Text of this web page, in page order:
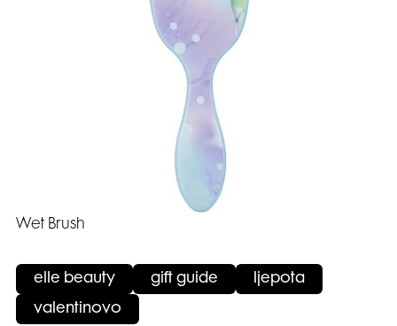
Wet Brush
elle beauty gift guide ljepota
valentinovo